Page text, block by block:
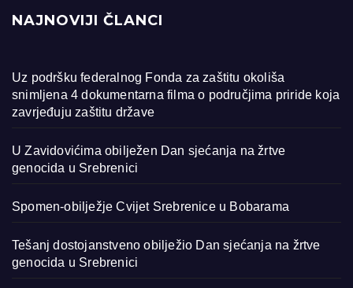
NAJNOVIJI ČLANCI
Uz podršku federalnog Fonda za zaštitu okoliša
snimljena 4 dokumentarna filma o područjima priride koja
zavrjeđuju zaštitu države
U Zavidovićima obilježen Dan sjećanja na žrtve
genocida u Srebrenici
Spomen-obilježje Cvijet Srebrenice u Bobarama
Tešanj dostojanstveno obilježio Dan sjećanja na žrtve
genocida u Srebrenici